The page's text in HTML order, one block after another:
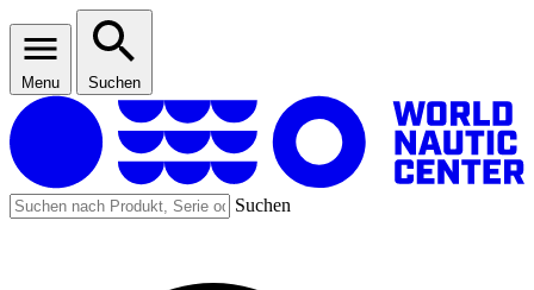
Menu Suchen
Suchen